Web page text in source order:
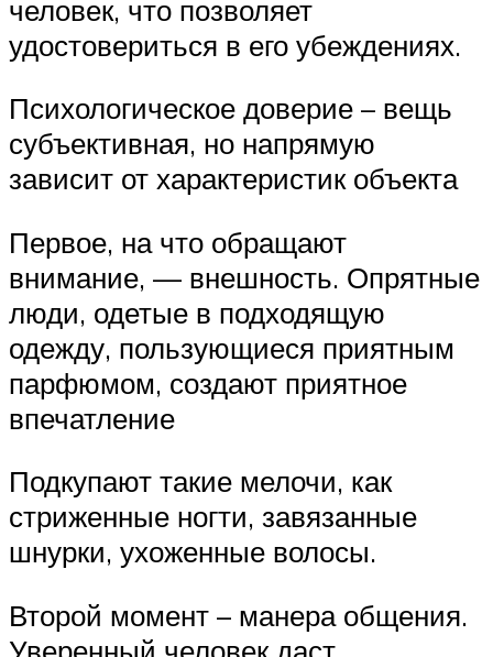
человек, что позволяет
удостовериться в его убеждениях.
Психологическое доверие – вещь
субъективная, но напрямую
зависит от характеристик объекта
Первое, на что обращают
внимание, — внешность. Опрятные
люди, одетые в подходящую
одежду, пользующиеся приятным
парфюмом, создают приятное
впечатление
Подкупают такие мелочи, как
стриженные ногти, завязанные
шнурки, ухоженные волосы.
Второй момент – манера общения.